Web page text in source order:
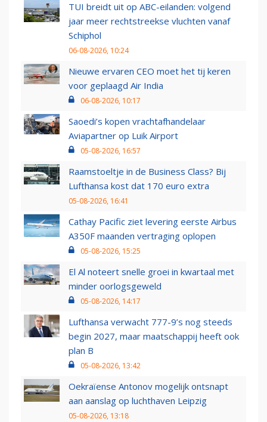
TUI breidt uit op ABC-eilanden: volgend
jaar meer rechtstreekse vluchten vanaf
Schiphol
06-08-2026, 10:24
Nieuwe ervaren CEO moet het tij keren
voor geplaagd Air India
06-08-2026, 10:17
Saoedi’s kopen vrachtafhandelaar
Aviapartner op Luik Airport
05-08-2026, 16:57
Raamstoeltje in de Business Class? Bij
Lufthansa kost dat 170 euro extra
05-08-2026, 16:41
Cathay Pacific ziet levering eerste Airbus
A350F maanden vertraging oplopen
05-08-2026, 15:25
El Al noteert snelle groei in kwartaal met
minder oorlogsgeweld
05-08-2026, 14:17
Lufthansa verwacht 777-9’s nog steeds
begin 2027, maar maatschappij heeft ook
plan B
05-08-2026, 13:42
Oekraïense Antonov mogelijk ontsnapt
aan aanslag op luchthaven Leipzig
05-08-2026, 13:18